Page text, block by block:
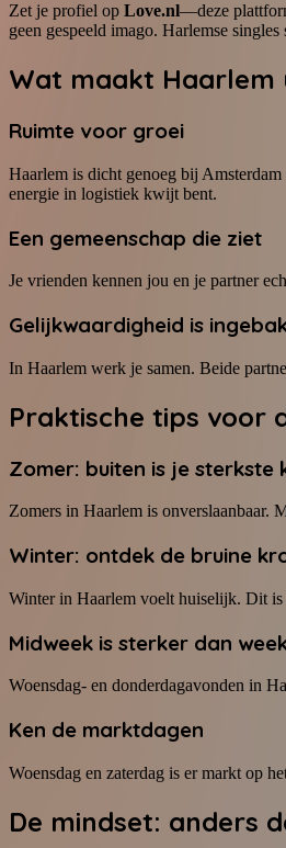
Zet je profiel op Love.nl—deze
geen gespeeld imago. Harlemse
Wat maakt Haarlem
Ruimte voor groei
Haarlem is dicht genoeg bij
energie in logistiek kwijt bent.
Een gemeenschap die ziet
Je vrienden kennen jou en je partner
Gelijkwaardigheid is
In Haarlem werk je samen. Beide
Praktische tips voor
Zomer: buiten is je sterkste
Zomers in Haarlem is onverslaanbaar.
Winter: ontdek de bruine
Winter in Haarlem voelt huiselijk. Dit is
Midweek is sterker dan
Woensdag- en donderdagavonden in
Ken de marktdagen
Woensdag en zaterdag is er markt op
De mindset: anders